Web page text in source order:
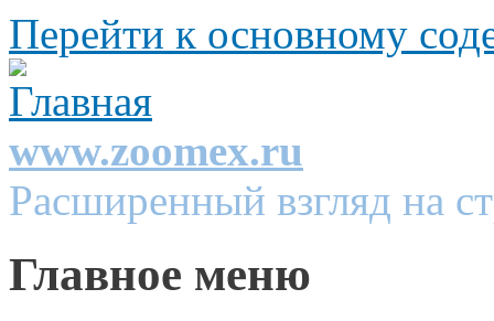
Перейти к основному
www.zoomex.ru
Расширенный взгляд на
Главное меню